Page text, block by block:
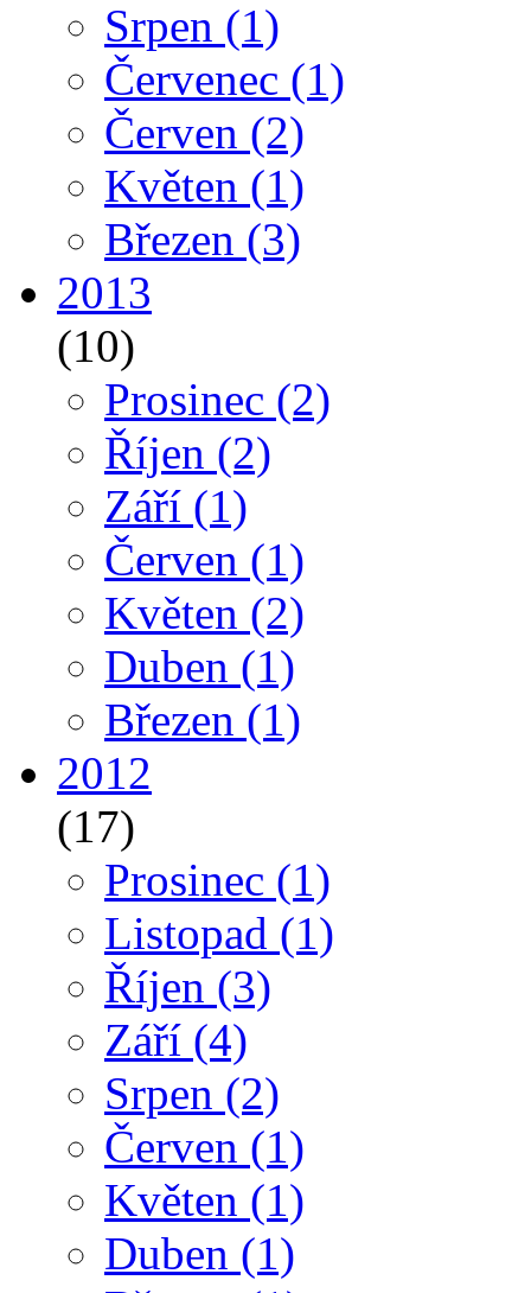
Srpen (1)
Červenec (1)
Červen (2)
Květen (1)
Březen (3)
2013
(10)
Prosinec (2)
Říjen (2)
Září (1)
Červen (1)
Květen (2)
Duben (1)
Březen (1)
2012
(17)
Prosinec (1)
Listopad (1)
Říjen (3)
Září (4)
Srpen (2)
Červen (1)
Květen (1)
Duben (1)